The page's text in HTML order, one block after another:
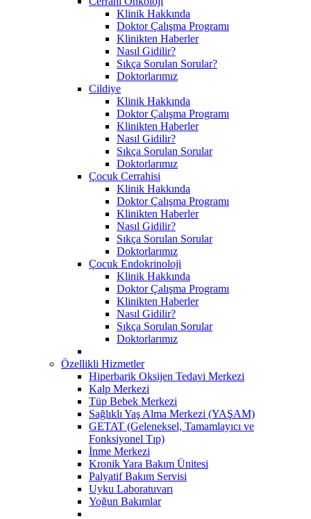
Klinik Hakkında
Doktor Çalışma Programı
Klinikten Haberler
Nasıl Gidilir?
Sıkça Sorulan Sorular?
Doktorlarımız
Cildiye
Klinik Hakkında
Doktor Çalışma Programı
Klinikten Haberler
Nasıl Gidilir?
Sıkça Sorulan Sorular
Doktorlarımız
Çocuk Cerrahisi
Klinik Hakkında
Doktor Çalışma Programı
Klinikten Haberler
Nasıl Gidilir?
Sıkça Sorulan Sorular
Doktorlarımız
Çocuk Endokrinoloji
Klinik Hakkında
Doktor Çalışma Programı
Klinikten Haberler
Nasıl Gidilir?
Sıkça Sorulan Sorular
Doktorlarımız
Özellikli Hizmetler
Hiperbarik Oksijen Tedavi Merkezi
Kalp Merkezi
Tüp Bebek Merkezi
Sağlıklı Yaş Alma Merkezi (YAŞAM)
GETAT (Geleneksel, Tamamlayıcı ve
Fonksiyonel Tıp)
İnme Merkezi
Kronik Yara Bakım Ünitesi
Palyatif Bakım Servisi
Uyku Laboratuvarı
Yoğun Bakımlar